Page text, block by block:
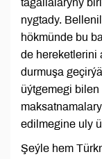
tagallalaryny
nygtady.
hökmünde bu
de hereketlerini
durmuşa
üýtgemegi
edilmegine uly
Şeýle hem